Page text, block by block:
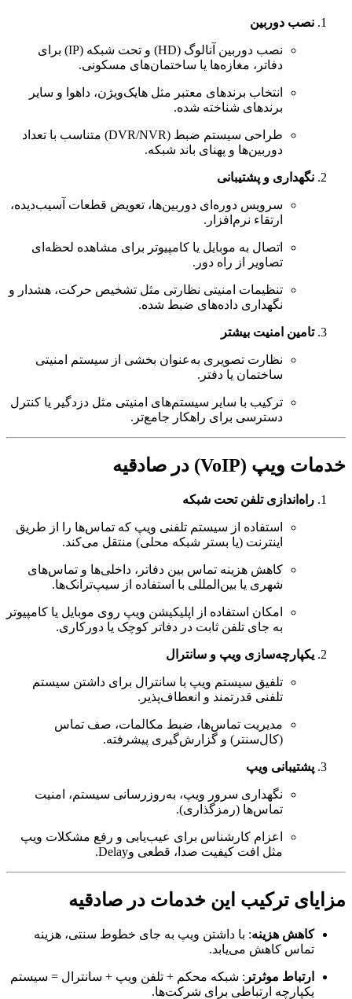
نصب دوربین
نصب دوربین آنالوگ (HD) و تحت شبکه (IP) برای
دفاتر، مغازه‌ها یا ساختمان‌های مسکونی.
انتخاب برندهای معتبر مثل هایک‌ویژن، داهوا و سایر
برندهای شناخته شده.
طراحی سیستم ضبط (DVR/NVR) متناسب با تعداد
دوربین‌ها و پهنای باند شبکه.
نگهداری و پشتیبانی
سرویس دوره‌ای دوربین‌ها، تعویض قطعات آسیب‌دیده،
ارتقاء نرم‌افزار.
اتصال به موبایل یا کامپیوتر برای مشاهده لحظه‌ای
تصاویر از راه دور.
تنظیمات امنیتی نظارتی مثل تشخیص حرکت، هشدار و
نگهداری داده‌های ضبط شده.
تامین امنیت بیشتر
نظارت تصویری به‌عنوان بخشی از سیستم امنیتی
ساختمان یا دفتر.
ترکیب با سایر سیستم‌های امنیتی مثل دزدگیر یا کنترل
دسترسی برای راهکار جامع‌تر.
خدمات ویپ (VoIP) در صادقیه
راه‌اندازی تلفن تحت شبکه
استفاده از سیستم تلفنی ویپ که تماس‌ها را از طریق
اینترنت (یا بستر شبکه محلی) منتقل می‌کند.
کاهش هزینه تماس بین دفاتر، داخلی‌ها و تماس‌های
شهری یا بین‌المللی با استفاده از سیپ‌ترانک‌ها.
امکان استفاده از اپلیکیشن ویپ روی موبایل یا کامپیوتر
به جای تلفن ثابت در دفاتر کوچک یا دورکاری.
یکپارچه‌سازی ویپ و سانترال
تلفیق سیستم ویپ با سانترال برای داشتن سیستم
تلفنی قدرتمند و انعطاف‌پذیر.
مدیریت تماس‌ها، ضبط مکالمات، صف تماس
(کال‌سنتر) و گزارش‌گیری پیشرفته.
پشتیبانی ویپ
نگهداری سرور ویپ، به‌روزرسانی سیستم، امنیت
تماس‌ها (رمزگذاری).
اعزام کارشناس برای عیب‌یابی و رفع مشکلات ویپ
مثل افت کیفیت صدا، قطعی وDelay.
مزایای ترکیب این خدمات در صادقیه
کاهش هزینه: با داشتن ویپ به جای خطوط سنتی، هزینه
تماس کاهش می‌یابد.
ارتباط موثرتر : شبکه محکم + تلفن ویپ + سانترال = سیستم
یکپارچه ارتباطی برای شرکت‌ها.